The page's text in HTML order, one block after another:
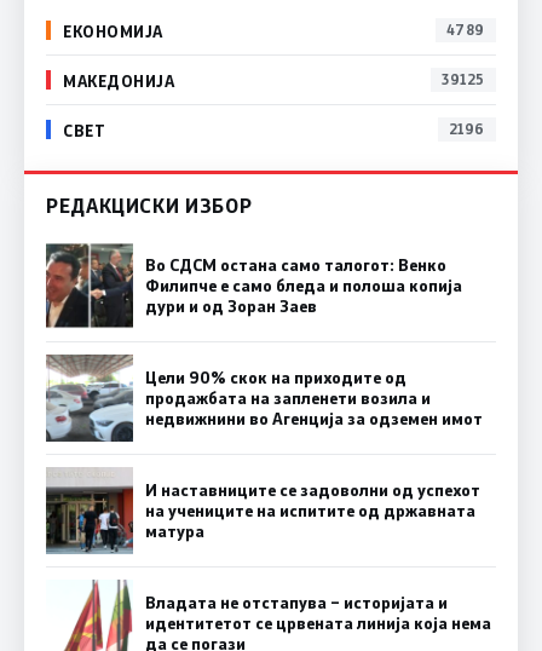
ЕКОНОМИЈА 4789
МАКЕДОНИЈА 39125
СВЕТ 2196
РЕДАКЦИСКИ ИЗБОР
Во СДСМ остана само талогот: Венко
Филипче е само бледа и полоша копија
дури и од Зоран Заев
Цели 90% скок на приходите од
продажбата на запленети возила и
недвижнини во Агенција за одземен имот
И наставниците се задоволни од успехот
на учениците на испитите од државната
матура
Владата не отстапува – историјата и
идентитетот се црвената линија која нема
да се погази